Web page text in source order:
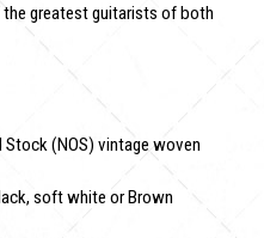
greatest guitarists of both
(NOS) vintage woven
soft white or Brown